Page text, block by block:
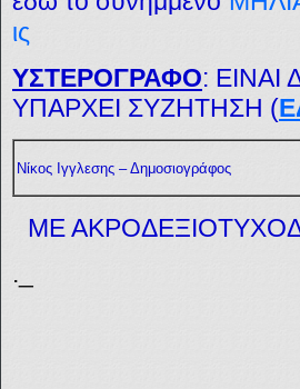
ις
ΥΣΤΕΡΟΓΡΑΦΟ:
ΥΠΑΡΧΕΙ ΣΥΖΗΤΗΣΗ (
Νίκος Ιγγλεσης – Δημοσιογράφος
ΜΕ
._